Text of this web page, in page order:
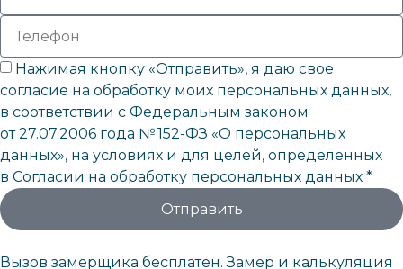
Нажимая кнопку «Отправить», я даю свое
согласие на обработку моих персональных данных,
в соответствии с Федеральным законом
от 27.07.2006 года № 152-ФЗ «О персональных
данных», на условиях и для целей, определенных
в Согласии на обработку персональных данных *
Отправить
Вызов замерщика бесплатен. Замер и калькуляция